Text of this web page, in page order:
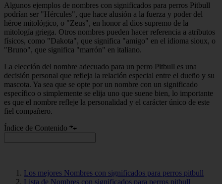
Algunos ejemplos de nombres con significados para perros Pitbull
podrían ser "Hércules", que hace alusión a la fuerza y poder del
héroe mitológico, o "Zeus", en honor al dios supremo de la
mitología griega. Otros nombres pueden hacer referencia a atributos
físicos, como "Dakota", que significa "amigo" en el idioma sioux, o
"Bruno", que significa "marrón" en italiano.
La elección del nombre adecuado para un perro Pitbull es una
decisión personal que refleja la relación especial entre el dueño y su
mascota. Ya sea que se opte por un nombre con un significado
específico o simplemente se elija uno que suene bien, lo importante
es que el nombre refleje la personalidad y el carácter único de este
fiel compañero.
Índice de Contenido 🐾
Los mejores Nombres con significados para perros pitbull
Lista de Nombres con significados para perros pitbull